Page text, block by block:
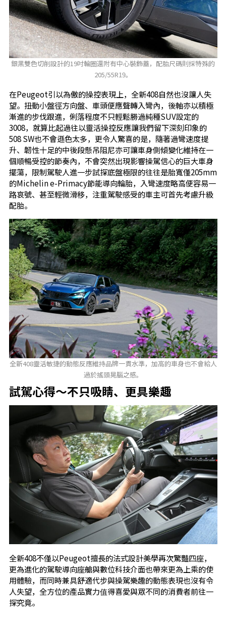
銀黑雙色切削設計的19吋輪圈還附有中心裝飾蓋，配胎尺碼則採特殊的
205/55R19。
在Peugeot引以為傲的操控表現上，全新408自然也沒讓人失
望。扭動小盤徑方向盤、車頭便應聲轉入彎內，後軸亦以積極
漸進的步伐跟進，俐落程度不只輕鬆勝過純種SUV設定的
3008，就算比起過往以靈活操控反應讓我們留下深刻印象的
508 SW也不會遜色太多，更令人驚喜的是，隨著過彎速度提
升、韌性十足的中後段懸吊阻尼亦可讓車身側傾變化維持在一
個順暢受控的節奏內，不會突然出現影響操駕信心的巨大車身
擺蕩，限制駕駛人進一步試探底盤極限的往往是胎寬僅205mm
的Michelin e-Primacy節能導向輪胎，入彎速度略高便容易一
路哀號、甚至輕微滑移，注重駕駛感受的車主可首先考慮升級
配胎。
全新408靈活敏捷的動態反應維持品牌一貫水準，加高的車身也不會給人
過於搖頭晃腦之感。
試駕心得～不只吸睛、更具樂趣
全新408不僅以Peugeot擅長的法式設計美學再次驚豔四座，
更為進化的駕駛導向座艙與數位科技介面也帶來更為上乘的使
用體驗，而同時兼具舒適代步與操駕樂趣的動態表現也沒有令
人失望，全方位的產品實力值得喜愛與眾不同的消費者前往一
探究竟。